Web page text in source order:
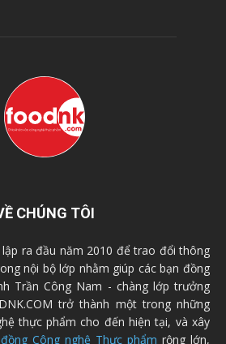
CHÚNG TÔI
ra đầu năm 2010 để trao đổi thông
nội bộ lớp nhằm giúp các bạn đồng
Trần Công Nam - chàng lớp trưởng
trở thành một trong những
thực phẩm cho đến hiện tại, và xây
Công nghệ Thực phẩm rộng lớn,